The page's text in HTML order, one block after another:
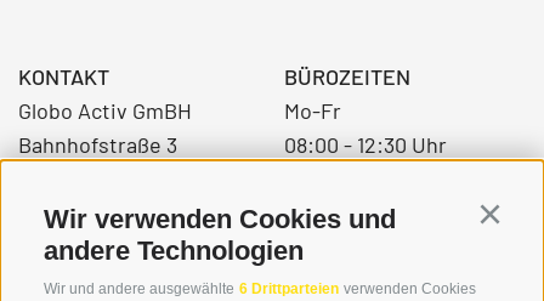
Wir verwenden Cookies und
andere Technologien
Wir und andere ausgewählte 6 Drittparteien verwenden Cookies
KONTAKT
Globo Activ GmBH
Bahnhofstraße 3
+39 0474 976139
BÜROZEITEN
Mo-Fr
08:00 - 12:30 Uhr